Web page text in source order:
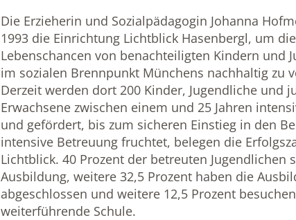
Die Erzieherin und Sozialpädagogin Johanna
1993 die Einrichtung Lichtblick Hasenbergl, um die
Lebenschancen von benachteiligten Kindern und
im sozialen Brennpunkt Münchens nachhaltig zu
Derzeit werden dort 200 Kinder, Jugendliche und
Erwachsene zwischen einem und 25 Jahren
und gefördert, bis zum sicheren Einstieg in den
intensive Betreuung fruchtet, belegen die
Lichtblick. 40 Prozent der betreuten Jugendlichen
Ausbildung, weitere 32,5 Prozent haben die
abgeschlossen und weitere 12,5 Prozent
weiterführende Schule.